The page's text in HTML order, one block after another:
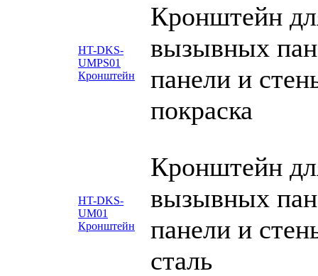
HT-DKS-
UMPS01
Кронштейн
Кронштейн
вызывных
панели и
покраска
HT-DKS-
UM01
Кронштейн
Кронштейн
вызывных
панели и
сталь